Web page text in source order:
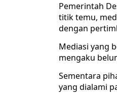
Pemerintah
titik temu,
dengan
Mediasi yang
mengaku
Sementara
yang dialami